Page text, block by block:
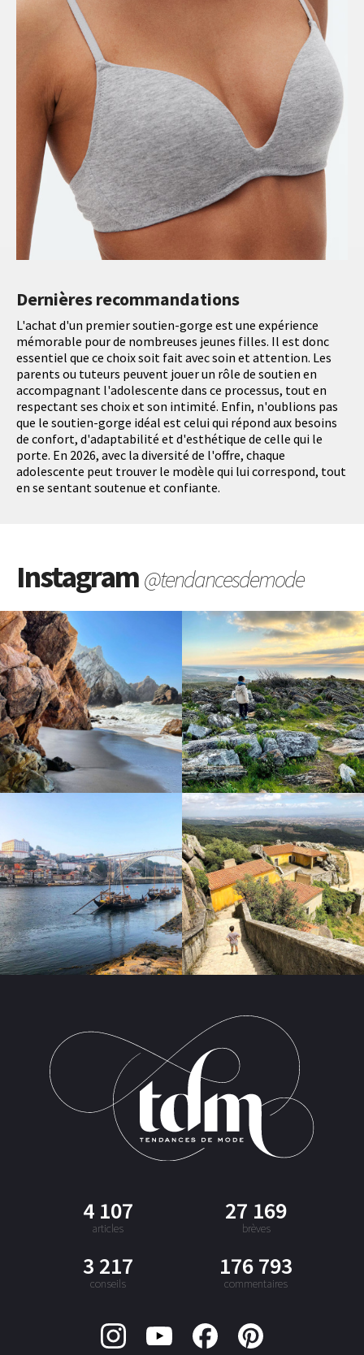
Dernières recommandations
L'achat d'un premier soutien-gorge est une expérience
mémorable pour de nombreuses jeunes filles. Il est donc
essentiel que ce choix soit fait avec soin et attention. Les
parents ou tuteurs peuvent jouer un rôle de soutien en
accompagnant l'adolescente dans ce processus, tout en
respectant ses choix et son intimité. Enfin, n'oublions pas
que le soutien-gorge idéal est celui qui répond aux besoins
de confort, d'adaptabilité et d'esthétique de celle qui le
porte. En 2026, avec la diversité de l'offre, chaque
adolescente peut trouver le modèle qui lui correspond, tout
en se sentant soutenue et confiante.
Instagram@tendancesdemode
4 107
articles
27 169
brèves
3 217
conseils
176 793
commentaires